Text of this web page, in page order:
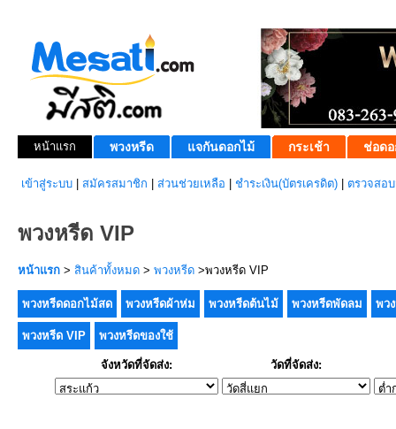
หน้าแรก พวงหรีด แจกันดอกไม้ กระเช้า ช่อดอ
เข้าสู่ระบบ สมัครสมาชิก ส่วนช่วยเหลือ ชำระเงิน(บัตรเครดิต) ตรวจสอ
พวงหรีด VIP
หน้าแรก > สินค้าทั้งหมด > พวงหรีด >พวงหรีด VIP
พวงหรีดดอกไม้สด พวงหรีดผ้าห่ม พวงหรีดต้นไม้ พวงหรีดพัดลม พว
พวงหรีด VIP พวงหรีดของใช้
จังหวัดที่จัดส่ง: วัดที่จัดส่ง: